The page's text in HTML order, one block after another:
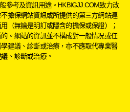
參考及資訊用途。HKBIGJJ.COM致力改
擔保網站資訊或所提供的第三方網站連
（無論是明訂或隱含的擔保或保證）；
。網站的資訊並不構成對一般情况或任
建議、診斷或治療，亦不應取代專業醫
、診斷或治療。